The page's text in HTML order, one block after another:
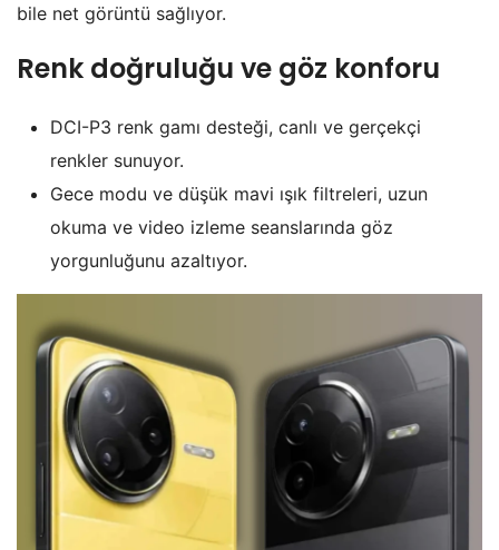
bile net görüntü sağlıyor.
Renk doğruluğu ve göz konforu
DCI-P3 renk gamı desteği, canlı ve gerçekçi
renkler sunuyor.
Gece modu ve düşük mavi ışık filtreleri, uzun
okuma ve video izleme seanslarında göz
yorgunluğunu azaltıyor.